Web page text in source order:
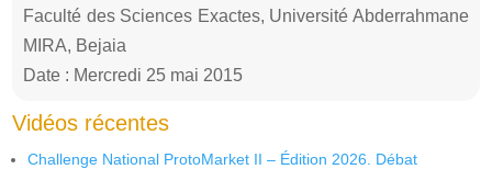
Faculté des Sciences Exactes, Université Abderrahmane
MIRA, Bejaia
Date : Mercredi 25 mai 2015
Vidéos récentes
Challenge National ProtoMarket II – Édition 2026. Débat